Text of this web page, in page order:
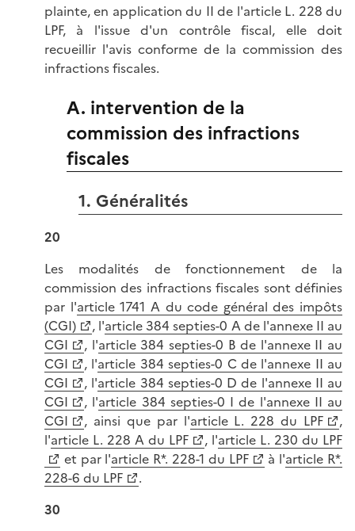
plainte, en application du II de l'article L. 228 du
LPF, à l'issue d'un contrôle fiscal, elle doit
recueillir l'avis conforme de la commission des
infractions fiscales.
A. intervention de la
commission des infractions
fiscales
1. Généralités
20
Les modalités de fonctionnement de la
commission des infractions fiscales sont définies
par l'article 1741 A du code général des impôts
(CGI)
, l'article 384 septies-0 A de l'annexe II au
CGI
, l'article 384 septies-0 B de l'annexe II au
CGI
, l'article 384 septies-0 C de l'annexe II au
CGI
, l'article 384 septies-0 D de l'annexe II au
CGI
, l'article 384 septies-0 I de l'annexe II au
CGI
, ainsi que par l'article L. 228 du LPF
,
l'article L. 228 A du LPF , l'article L. 230 du LPF
et par l'article R*. 228-1 du LPF à l'article R*.
228-6 du LPF
.
30